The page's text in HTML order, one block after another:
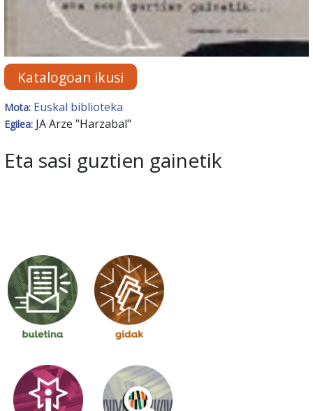
Katalogoan ikusi
Mota: Euskal biblioteka
Egilea: JA Arze "Harzabal"
Eta sasi guztien gainetik